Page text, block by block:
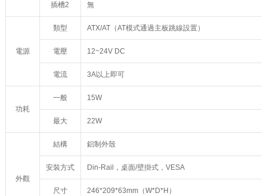
插槽2 無
電源
類型 ATX/AT（AT模式通過主板跳線設置）
電壓 12~24V DC
電流 3A以上即可
功耗
一般 15W
最大 22W
外觀
結構 鋁制外殼
安裝方式 Din-Rail，桌面/壁掛式，VESA
尺寸 246*209*63mm（W*D*H）